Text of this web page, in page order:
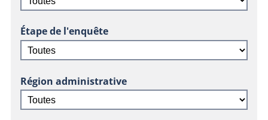
Étape de l'enquête
Région administrative